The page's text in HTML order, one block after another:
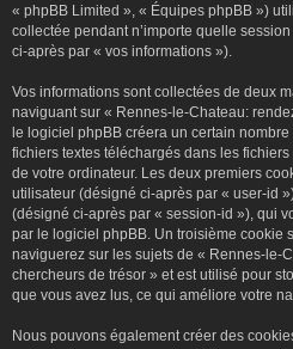
« phpBB Limited », « Équipes phpBB »)
collectée pendant n’importe quelle
ci-après par « vos informations »).
Vos informations sont collectées de deux
naviguant sur « Rennes-le-Chateau:
le logiciel phpBB créera un certain
fichiers textes téléchargés dans les
de votre ordinateur. Les deux premiers
utilisateur (désigné ci-après par « user-id
(désigné ci-après par « session-id »), qui
par le logiciel phpBB. Un troisième cookie
naviguerez sur les sujets de « Rennes-le-
chercheurs de trésor » et est utilisé pour
que vous avez lus, ce qui améliore votre
Nous pouvons également créer des